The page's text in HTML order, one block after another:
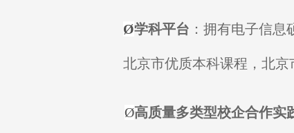
Ø学科平台 ：拥有电子信
北京市优质本科课程，北京
Ø高质量多类型校企合作实